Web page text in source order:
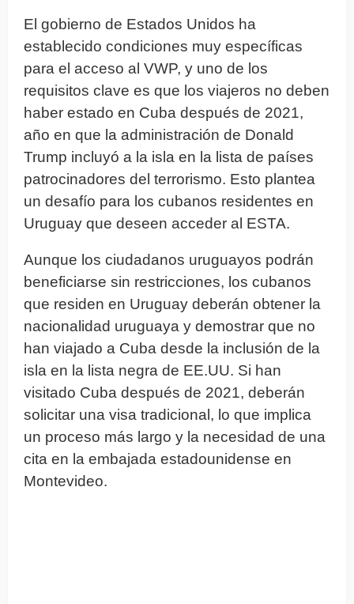
El gobierno de Estados Unidos ha
establecido condiciones muy específicas
para el acceso al VWP, y uno de los
requisitos clave es que los viajeros no deben
haber estado en Cuba después de 2021,
año en que la administración de Donald
Trump incluyó a la isla en la lista de países
patrocinadores del terrorismo. Esto plantea
un desafío para los cubanos residentes en
Uruguay que deseen acceder al ESTA.
Aunque los ciudadanos uruguayos podrán
beneficiarse sin restricciones, los cubanos
que residen en Uruguay deberán obtener la
nacionalidad uruguaya y demostrar que no
han viajado a Cuba desde la inclusión de la
isla en la lista negra de EE.UU. Si han
visitado Cuba después de 2021, deberán
solicitar una visa tradicional, lo que implica
un proceso más largo y la necesidad de una
cita en la embajada estadounidense en
Montevideo.